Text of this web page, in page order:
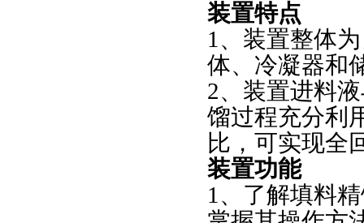
装置特点
1、装置整体
体、冷凝器和
2、装置进料
馏过程充分利
比，可实现全
装置功能
1、了解填料